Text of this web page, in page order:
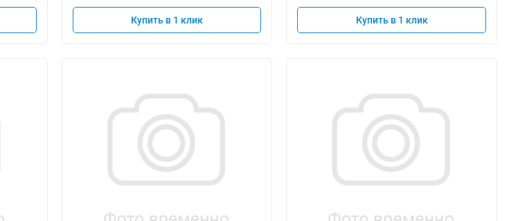
Купить в 1 клик Купить в 1 клик